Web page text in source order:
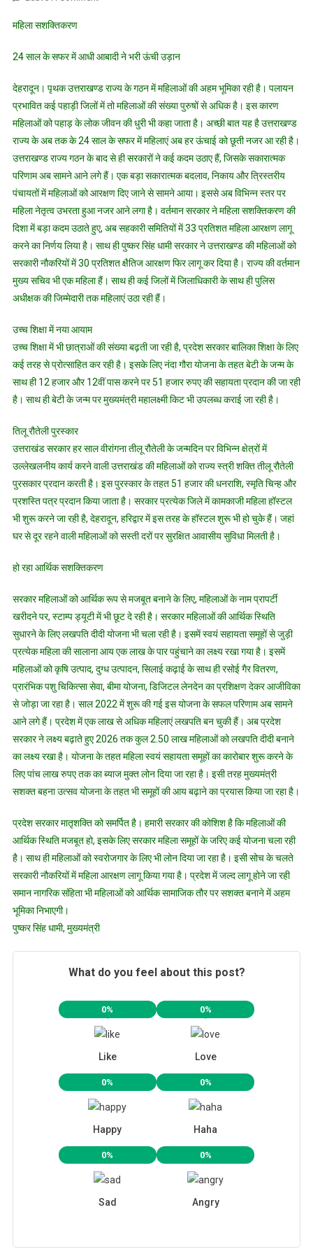
विशेष
महिला सशक्तिकरण
24 साल के सफर में आधी आबादी ने भरी ऊंची उड़ान
देहरादून। पृथक उत्तराखण्ड राज्य के गठन में महिलाओं की अहम भूमिका रही है। पलायन
प्रभावित कई पहाड़ी जिलों में तो महिलाओं की संख्या पुरुषों से अधिक है। इस कारण
महिलाओं को पहाड़ के लोक जीवन की धुरी भी कहा जाता है। अच्छी बात यह है उत्तराखण्ड
राज्य के अब तक के 24 साल के सफर में महिलाएं अब हर ऊंचाई को छूती नजर आ रही है।
उत्तराखण्ड राज्य गठन के बाद से ही सरकारों ने कई कदम उठाए हैं, जिसके सकारात्मक
परिणाम अब सामने आने लगे हैं। एक बड़ा सकारात्मक बदलाव, निकाय और त्रिस्तरीय
पंचायतों में महिलाओं को आरक्षण दिए जाने से सामने आया। इससे अब विभिन्न स्तर पर
महिला नेतृत्व उभरता हुआ नजर आने लगा है। वर्तमान सरकार ने महिला सशक्तिकरण की
दिशा में बड़ा कदम उठाते हुए, अब सहकारी समितियों में 33 प्रतिशत महिला आरक्षण लागू
करने का निर्णय लिया है। साथ ही पुष्कर सिंह धामी सरकार ने उत्तराखण्ड की महिलाओं को
सरकारी नौकरियों में 30 प्रतिशत क्षैतिज आरक्षण फिर लागू कर दिया है। राज्य की वर्तमान
मुख्य सचिव भी एक महिला हैं। साथ ही कई जिलों में जिलाधिकारी के साथ ही पुलिस
अधीक्षक की जिम्मेदारी तक महिलाएं उठा रही हैं।
उच्च शिक्षा में नया आयाम
उच्च शिक्षा में भी छात्राओं की संख्या बढ़ती जा रही है, प्रदेश सरकार बालिका शिक्षा के लिए
कई तरह से प्रोत्साहित कर रही है। इसके लिए नंदा गौरा योजना के तहत बेटी के जन्म के
साथ ही 12 हजार और 12वीं पास करने पर 51 हजार रुपए की सहायता प्रदान की जा रही
है। साथ ही बेटी के जन्म पर मुख्यमंत्री महालक्ष्मी किट भी उपलब्ध कराई जा रही है।
तिलू रौतेली पुरस्कार
उत्तराखंड सरकार हर साल वीरांगना तीलू रौतेली के जन्मदिन पर विभिन्न क्षेत्रों में
उल्लेखलनीय कार्य करने वाली उत्तराखंड की महिलाओं को राज्य स्त्री शक्ति तीलू रौतेली
पुरसकार प्रदान करती है। इस पुरस्कार के तहत 51 हजार की धनराशि, स्मृति चिन्ह और
प्रशस्ति पत्र प्रदान किया जाता है। सरकार प्रत्येक जिले में कामकाजी महिला हॉस्टल
भी शुरू करने जा रही है, देहरादून, हरिद्वार में इस तरह के हॉस्टल शुरू भी हो चुके हैं। जहां
घर से दूर रहने वाली महिलाओं को सस्ती दरों पर सुरक्षित आवासीय सुविधा मिलती है।
हो रहा आर्थिक सशक्तिकरण
सरकार महिलाओं को आर्थिक रूप से मजबूत बनाने के लिए, महिलाओं के नाम प्रापर्टी
खरीदने पर, स्टाम्प ड्यूटी में भी छूट दे रही है। सरकार महिलाओं की आर्थिक स्थिति
सुधारने के लिए लखपति दीदी योजना भी चला रही है। इसमें स्वयं सहायता समूहों से जुड़ी
प्रत्येक महिला की सालाना आय एक लाख के पार पहुंचाने का लक्ष्य रखा गया है। इसमें
महिलाओं को कृषि उत्पाद, दुग्ध उत्पादन, सिलाई कढ़ाई के साथ ही रसोई गैर वितरण,
प्रारंभिक पशु चिकित्सा सेवा, बीमा योजना, डिजिटल लेनदेन का प्रशिक्षण देकर आजीविका
से जोड़ा जा रहा है। साल 2022 में शुरू की गई इस योजना के सफल परिणाम अब सामने
आने लगे हैं। प्रदेश में एक लाख से अधिक महिलाएं लखपति बन चुकी हैं। अब प्रदेश
सरकार ने लक्ष्य बढ़ाते हुए 2026 तक कुल 2.50 लाख महिलाओं को लखपति दीदी बनाने
का लक्ष्य रखा है। योजना के तहत महिला स्वयं सहायता समूहों का कारोबार शुरू करने के
लिए पांच लाख रुपए तक का ब्याज मुक्त लोन दिया जा रहा है। इसी तरह मुख्यमंत्री
सशक्त बहना उत्सव योजना के तहत भी समूहों की आय बढ़ाने का प्रयास किया जा रहा है।
प्रदेश सरकार मातृशक्ति को समर्पित है। हमारी सरकार की कोशिश है कि महिलाओं की
आर्थिक स्थिति मजबूत हो, इसके लिए सरकार महिला समूहों के जरिए कई योजना चला रही
है। साथ ही महिलाओं को स्वरोजगार के लिए भी लोन दिया जा रहा है। इसी सोच के चलते
सरकारी नौकरियों में महिला आरक्षण लागू किया गया है। प्रदेश में जल्द लागू होने जा रही
समान नागरिक संहिता भी महिलाओं को आर्थिक सामाजिक तौर पर सशक्त बनाने में अहम
भूमिका निभाएगी।
पुष्कर सिंह धामी, मुख्यमंत्री
What do you feel about this post?
0%
Like
0%
Love
0%
Happy
0%
Haha
0%
Sad
0%
Angry